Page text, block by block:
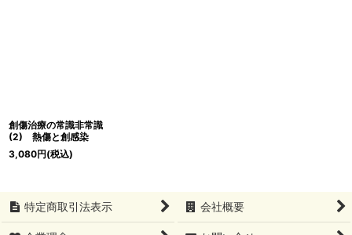
創傷治療の常識非常識
(2) 熱傷と創感染
3,080円(税込)
特定商取引法表示 会社概要